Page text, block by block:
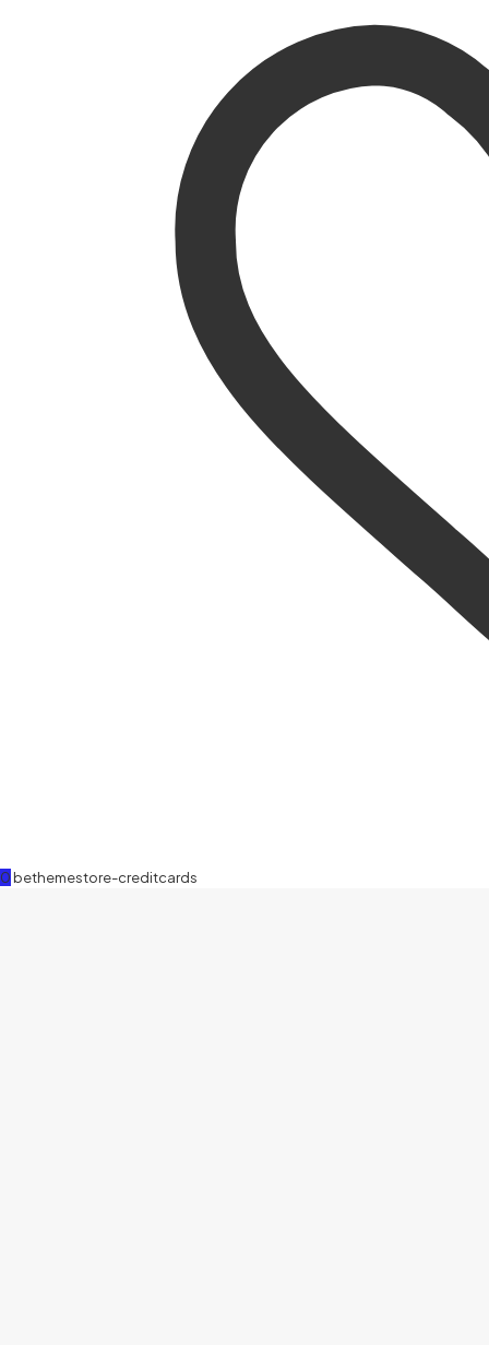
0 bethemestore-creditcards